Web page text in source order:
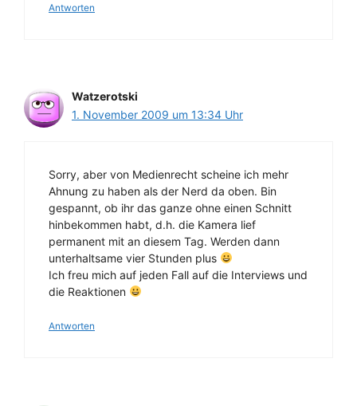
Antworten
Watzerotski
1. November 2009 um 13:34 Uhr
Sorry, aber von Medienrecht scheine ich mehr
Ahnung zu haben als der Nerd da oben. Bin
gespannt, ob ihr das ganze ohne einen Schnitt
hinbekommen habt, d.h. die Kamera lief
permanent mit an diesem Tag. Werden dann
unterhaltsame vier Stunden plus
Ich freu mich auf jeden Fall auf die Interviews und
die Reaktionen
Antworten